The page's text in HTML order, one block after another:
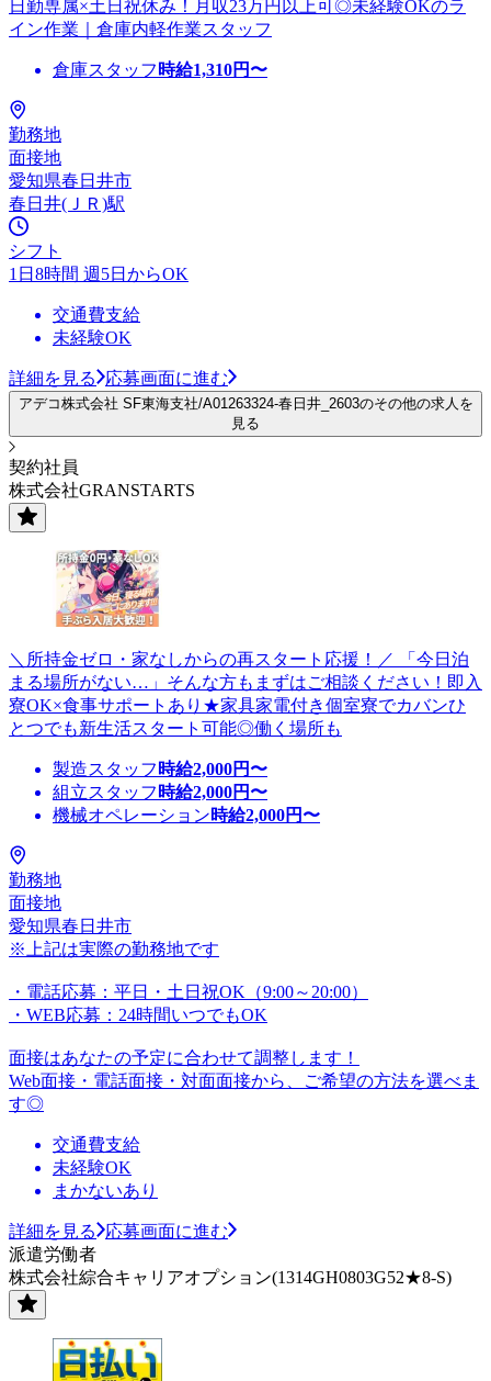
日勤専属×土日祝休み！月収23万円以上可◎未経験OKのラ
イン作業｜倉庫内軽作業スタッフ
倉庫スタッフ 時給1,310円〜
勤務地
面接地
愛知県春日井市
春日井(ＪＲ)駅
シフト
1日8時間 週5日からOK
交通費支給
未経験OK
詳細を見る 応募画面に進む
アデコ株式会社 SF東海支社/A01263324-春日井_2603のその他の求人を
見る
契約社員
株式会社GRANSTARTS
＼所持金ゼロ・家なしからの再スタート応援！／ 「今日泊
まる場所がない…」そんな方もまずはご相談ください！即入
寮OK×食事サポートあり★家具家電付き個室寮でカバンひ
とつでも新生活スタート可能◎働く場所も
製造スタッフ 時給2,000円〜
組立スタッフ 時給2,000円〜
機械オペレーション時給2,000円〜
勤務地
面接地
愛知県春日井市
※上記は実際の勤務地です
・電話応募：平日・土日祝OK（9:00～20:00）
・WEB応募：24時間いつでもOK
面接はあなたの予定に合わせて調整します！
Web面接・電話面接・対面面接から、ご希望の方法を選べま
す◎
交通費支給
未経験OK
まかないあり
詳細を見る
応募画面に進む
派遣労働者
株式会社綜合キャリアオプション(1314GH0803G52★8-S)